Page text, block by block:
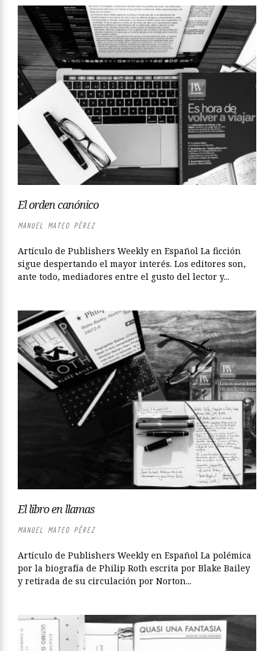
El orden canónico
MANUEL MATEO PÉREZ
Artículo de Publishers Weekly en Español La ficción
sigue despertando el mayor interés. Los editores son,
ante todo, mediadores entre el gusto del lector y...
El libro en llamas
MANUEL MATEO PÉREZ
Artículo de Publishers Weekly en Español La polémica
por la biografía de Philip Roth escrita por Blake Bailey
y retirada de su circulación por Norton...